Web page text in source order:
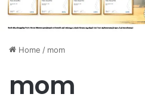
Home / mom
mom